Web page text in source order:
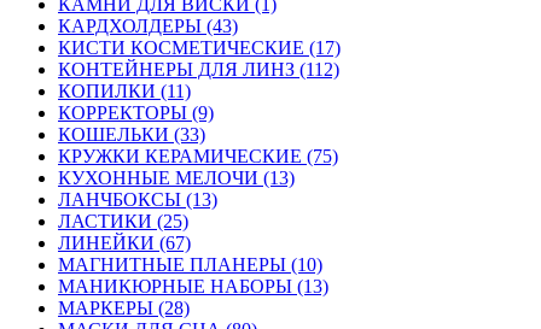
КАРДХОЛДЕРЫ (43)
КИСТИ КОСМЕТИЧЕСКИЕ (17)
КОНТЕЙНЕРЫ ДЛЯ ЛИНЗ (112)
КОПИЛКИ (11)
КОРРЕКТОРЫ (9)
КОШЕЛЬКИ (33)
КРУЖКИ КЕРАМИЧЕСКИЕ (75)
КУХОННЫЕ МЕЛОЧИ (13)
ЛАНЧБОКСЫ (13)
ЛАСТИКИ (25)
ЛИНЕЙКИ (67)
МАГНИТНЫЕ ПЛАНЕРЫ (10)
МАНИКЮРНЫЕ НАБОРЫ (13)
МАРКЕРЫ (28)